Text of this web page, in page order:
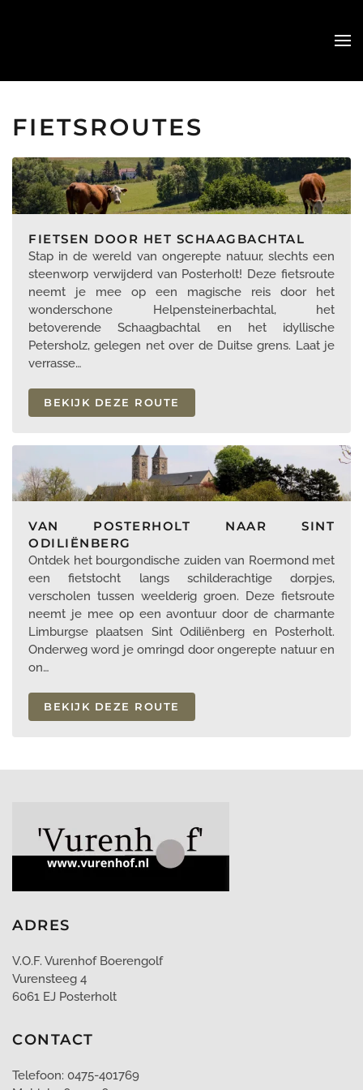
main
FIETSROUTES
FIETSEN DOOR HET SCHAAGBACHTAL
Stap in de wereld van ongerepte natuur, slechts een
steenworp verwijderd van Posterholt! Deze fietsroute
neemt je mee op een magische reis door het
wonderschone Helpensteinerbachtal, het
betoverende Schaagbachtal en het idyllische
Petersholz, gelegen net over de Duitse grens. Laat je
verrasse…
BEKIJK DEZE ROUTE
VAN POSTERHOLT NAAR SINT
ODILIËNBERG
Ontdek het bourgondische zuiden van Roermond met
een fietstocht langs schilderachtige dorpjes,
verscholen tussen weelderig groen. Deze fietsroute
neemt je mee op een avontuur door de charmante
Limburgse plaatsen Sint Odiliënberg en Posterholt.
Onderweg word je omringd door ongerepte natuur en
on…
BEKIJK DEZE ROUTE
ADRES
V.O.F. Vurenhof Boerengolf
Vurensteeg 4
6061 EJ Posterholt
CONTACT
Telefoon: 0475-401769